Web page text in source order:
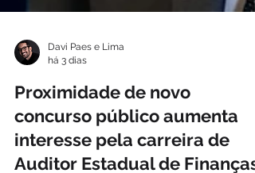
Davi Paes e Lima
Proximidade de novo